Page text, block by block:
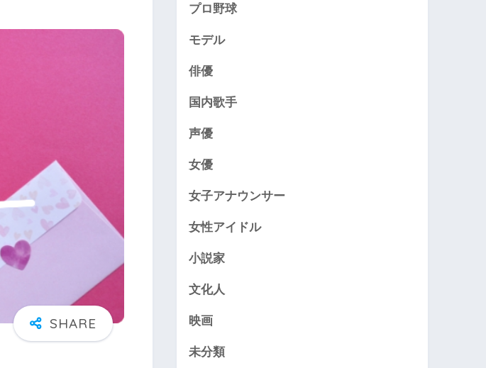
プロ野球
モデル
俳優
国内歌手
声優
女優
女子アナウンサー
女性アイドル
小説家
文化人
映画
未分類